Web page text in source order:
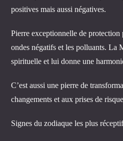
positives mais aussi négatives.
Pierre exceptionnelle de protection
ondes négatifs et les polluants. La
spirituelle et lui donne une
C’est aussi une pierre de
changements et aux prises de
Signes du zodiaque les plus